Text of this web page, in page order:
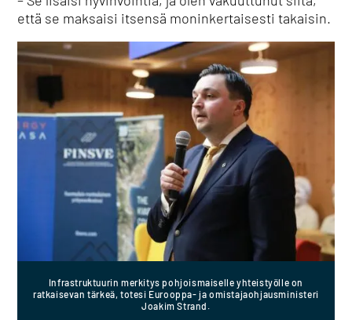
että se maksaisi itsensä moninkertaisesti takaisin.
Infrastruktuurin merkitys pohjoismaiselle yhteistyölle on
ratkaisevan tärkeä, totesi Eurooppa- ja omistajaohjausministeri
Joakim Strand.